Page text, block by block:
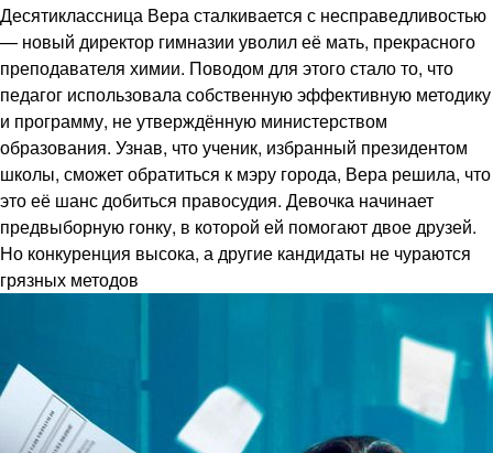
Десятиклассница Вера сталкивается с несправедливостью
— новый директор гимназии уволил её мать, прекрасного
преподавателя химии. Поводом для этого стало то, что
педагог использовала собственную эффективную методику
и программу, не утверждённую министерством
образования. Узнав, что ученик, избранный президентом
школы, сможет обратиться к мэру города, Вера решила, что
это её шанс добиться правосудия. Девочка начинает
предвыборную гонку, в которой ей помогают двое друзей.
Но конкуренция высока, а другие кандидаты не чураются
грязных методов